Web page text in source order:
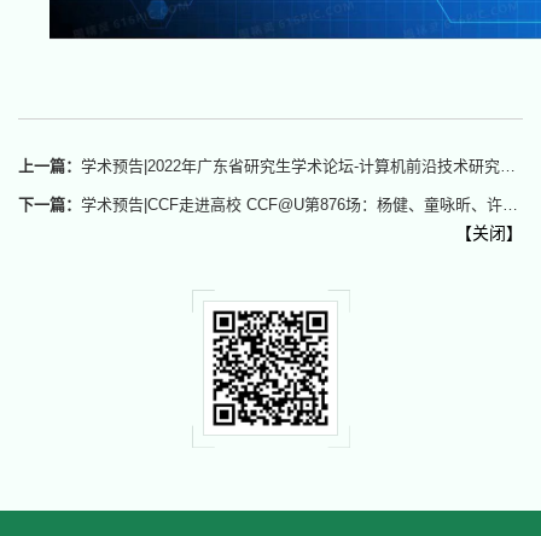
上一篇： 学术预告|2022年广东省研究生学术论坛-计算机前沿技术研究论坛（边缘智能）
下一篇： 学术预告|CCF走进高校 CCF@U第876场：杨健、童咏昕、许倩倩、杜军平走进东莞理工学院
【关闭】